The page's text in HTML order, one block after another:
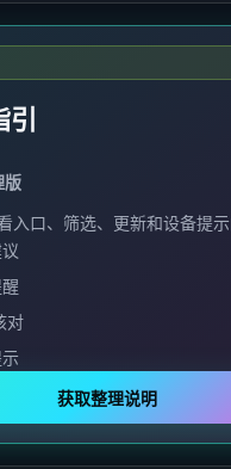
引
版
入口、筛选、更新和设备提示
对
获取整理说明